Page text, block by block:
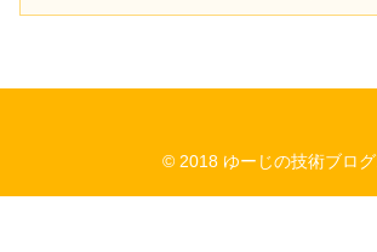
© 2018 ゆーじの技術ブログ.